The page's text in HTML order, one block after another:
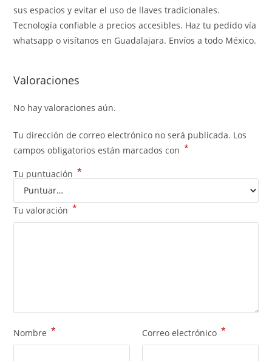
sus espacios y evitar el uso de llaves tradicionales.
Tecnología confiable a precios accesibles. Haz tu pedido vía
whatsapp o visítanos en Guadalajara. Envíos a todo México.
Valoraciones
No hay valoraciones aún.
Tu dirección de correo electrónico no será publicada. Los
campos obligatorios están marcados con *
Tu puntuación *
Tu valoración *
Nombre * Correo electrónico *